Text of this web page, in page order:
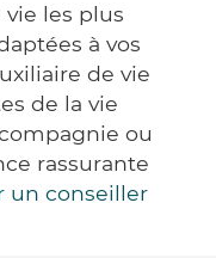
vie les plus
à vos
de vie
de la vie
ou
rassurante
un conseiller